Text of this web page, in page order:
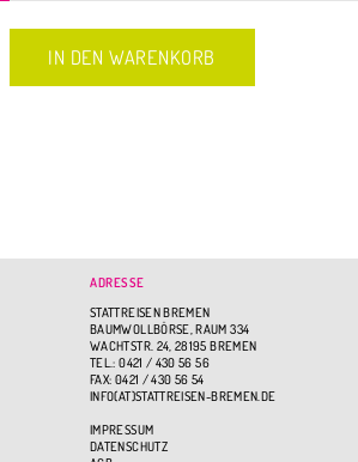
ADRESSE
STATTREISEN BREMEN
BAUMWOLLBÖRSE, RAUM 334
WACHTSTR. 24, 28195 BREMEN
TEL.: 0421 / 430 56 56
FAX: 0421 / 430 56 54
INFO(AT)STATTREISEN-BREMEN.DE
IMPRESSUM
DATENSCHUTZ